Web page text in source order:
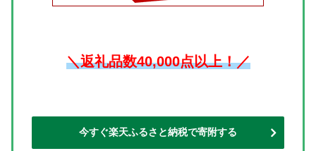
＼返礼品数40,000点以上！／
今すぐ楽天ふるさと納税で寄附する